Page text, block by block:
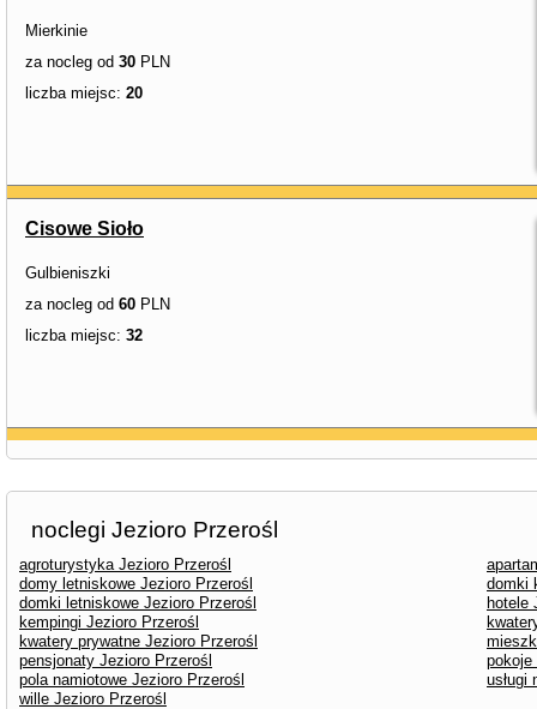
Mierkinie
za nocleg od 30 PLN
liczba miejsc: 20
Cisowe Sioło
Gulbieniszki
za nocleg od 60 PLN
liczba miejsc: 32
noclegi Jezioro Przerośl
agroturystyka Jezioro Przerośl
domy letniskowe Jezioro Przerośl
domki
domki letniskowe Jezioro Przerośl
hotele
kempingi Jezioro Przerośl
kwatery prywatne Jezioro Przerośl
pensjonaty Jezioro Przerośl
pokoje
pola namiotowe Jezioro Przerośl
usługi
wille Jezioro Przerośl